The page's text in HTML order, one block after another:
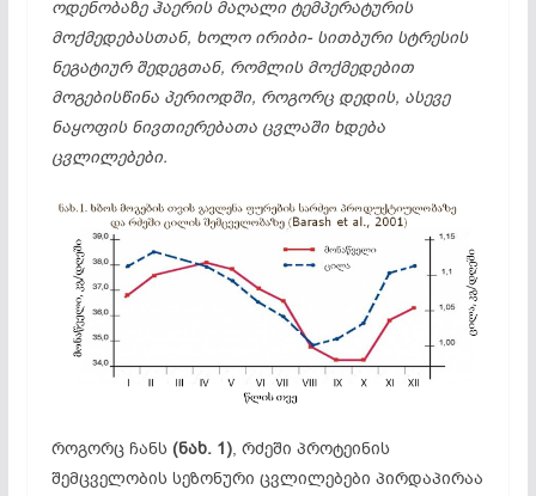
ოდენობაზე ჰაერის მაღალი ტემპერატურის
მოქმედებასთან, ხოლო ირიბი- სითბური სტრესის
ნეგატიურ შედეგთან, რომლის მოქმედებით
მოგებისწინა პერიოდში, როგორც დედის, ასევე
ნაყოფის ნივთიერებათა ცვლაში ხდება
ცვლილებები.
როგორც ჩანს (ნახ. 1), რძეში პროტეინის
შემცველობის სეზონური ცვლილებები პირდაპირაა